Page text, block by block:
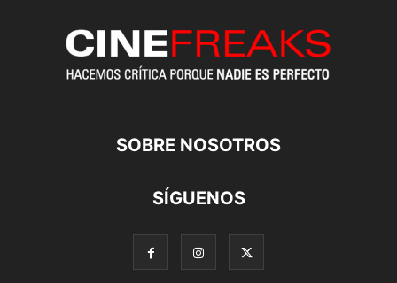
SOBRE NOSOTROS
SÍGUENOS